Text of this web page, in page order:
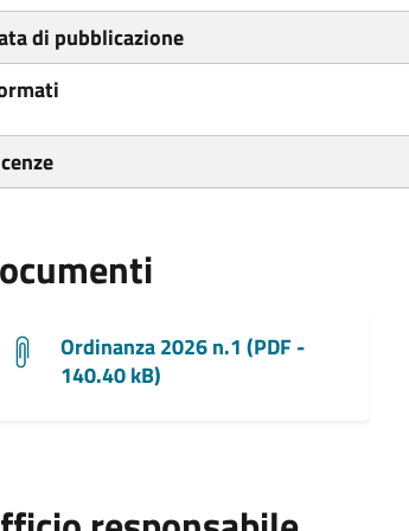
di pubblicazione
Ordinanza 2026 n.1 (PDF -
140.40 kB)